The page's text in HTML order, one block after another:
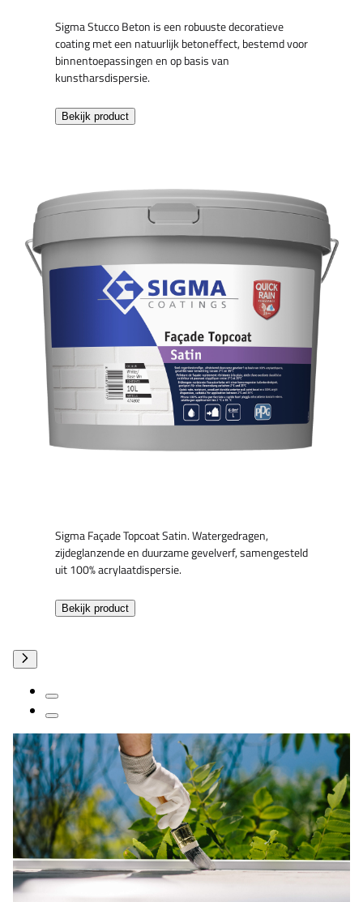
Sigma Stucco Beton is een robuuste decoratieve
coating met een natuurlijk betoneffect, bestemd voor
binnentoepassingen en op basis van
kunstharsdispersie.
Bekijk product
Sigma Façade Topcoat Satin. Watergedragen,
zijdeglanzende en duurzame gevelverf, samengesteld
uit 100% acrylaatdispersie.
Bekijk product